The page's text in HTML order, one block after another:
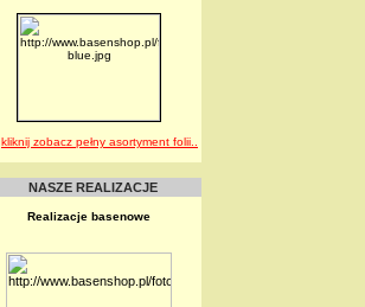
kliknij zobacz pełny asortyment folii..
NASZE REALIZACJE
Realizacje basenowe